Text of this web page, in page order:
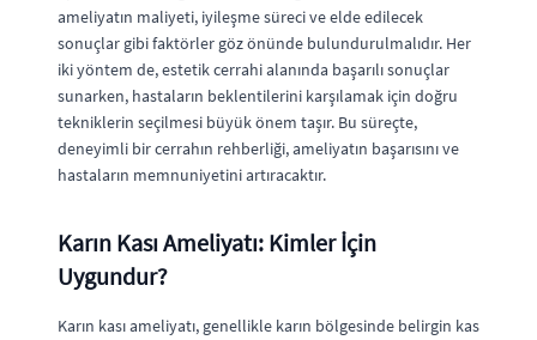
ameliyatın maliyeti, iyileşme süreci ve elde edilecek
sonuçlar gibi faktörler göz önünde bulundurulmalıdır. Her
iki yöntem de, estetik cerrahi alanında başarılı sonuçlar
sunarken, hastaların beklentilerini karşılamak için doğru
tekniklerin seçilmesi büyük önem taşır. Bu süreçte,
deneyimli bir cerrahın rehberliği, ameliyatın başarısını ve
hastaların memnuniyetini artıracaktır.
Karın Kası Ameliyatı: Kimler İçin
Uygundur?
Karın kası ameliyatı, genellikle karın bölgesinde belirgin kas